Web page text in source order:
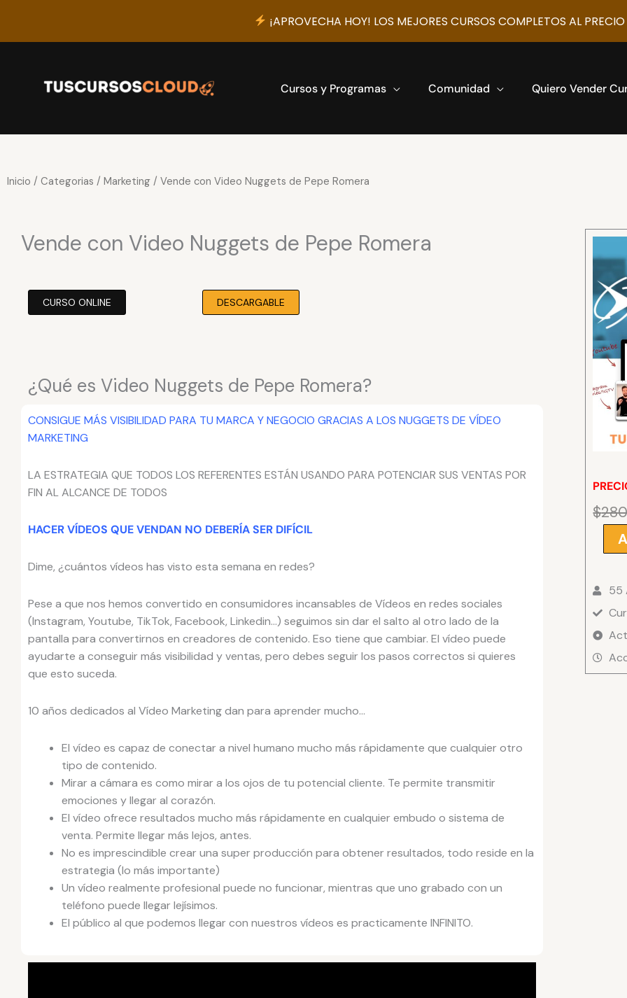
contenido
Cursos y Programas Comunidad Quiero Vender
Inicio / Categorias / Marketing / Vende con Video Nuggets de Pepe Romera
Vende con Video Nuggets de Pepe Romera
CURSO ONLINE DESCARGABLE
¿Qué es Video Nuggets de Pepe Romera?
CONSIGUE MÁS VISIBILIDAD PARA TU MARCA Y NEGOCIO GRACIAS A LOS NUGGETS DE VÍDEO
MARKETING
LA ESTRATEGIA QUE TODOS LOS REFERENTES ESTÁN USANDO PARA POTENCIAR SUS VENTAS POR
FIN AL ALCANCE DE TODOS
HACER VÍDEOS QUE VENDAN NO DEBERÍA SER DIFÍCIL
Dime, ¿cuántos vídeos has visto esta semana en redes?
Pese a que nos hemos convertido en consumidores incansables de Vídeos en redes sociales
(Instagram, Youtube, TikTok, Facebook, Linkedin…) seguimos sin dar el salto al otro lado de la
pantalla para convertirnos en creadores de contenido. Eso tiene que cambiar. El vídeo puede
ayudarte a conseguir más visibilidad y ventas, pero debes seguir los pasos correctos si quieres
que esto suceda.
10 años dedicados al Vídeo Marketing dan para aprender mucho…
El vídeo es capaz de conectar a nivel humano mucho más rápidamente que cualquier otro
tipo de contenido.
Mirar a cámara es como mirar a los ojos de tu potencial cliente. Te permite transmitir
emociones y llegar al corazón.
El vídeo ofrece resultados mucho más rápidamente en cualquier embudo o sistema de
venta. Permite llegar más lejos, antes.
No es imprescindible crear una super producción para obtener resultados, todo reside en la
estrategia (lo más importante)
Un vídeo realmente profesional puede no funcionar, mientras que uno grabado con un
teléfono puede llegar lejísimos.
El público al que podemos llegar con nuestros vídeos es practicamente INFINITO.
$
Vende
de
Pepe
Romera
55
¡APROVECHA HOY! LOS MEJORES CURSOS COMPLETOS AL